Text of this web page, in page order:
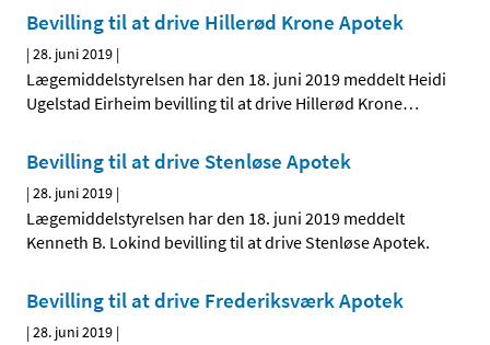
Bevilling til at drive Hillerød Krone Apotek
|28. juni 2019 |
Lægemiddelstyrelsen har den 18. juni 2019 meddelt Heidi
Ugelstad Eirheim bevilling til at drive Hillerød Krone…
Bevilling til at drive Stenløse Apotek
|28. juni 2019 |
Lægemiddelstyrelsen har den 18. juni 2019 meddelt
Kenneth B. Lokind bevilling til at drive Stenløse Apotek.
Bevilling til at drive Frederiksværk Apotek
|28. juni 2019 |